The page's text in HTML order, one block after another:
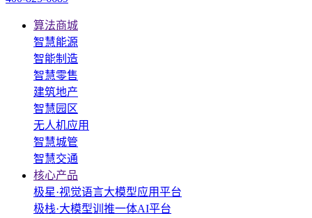
算法商城
智慧能源
智能制造
智慧零售
建筑地产
智慧园区
无人机应用
智慧城管
智慧交通
核心产品
极星·视觉语言大模型应用平台
极栈·大模型训推一体AI平台